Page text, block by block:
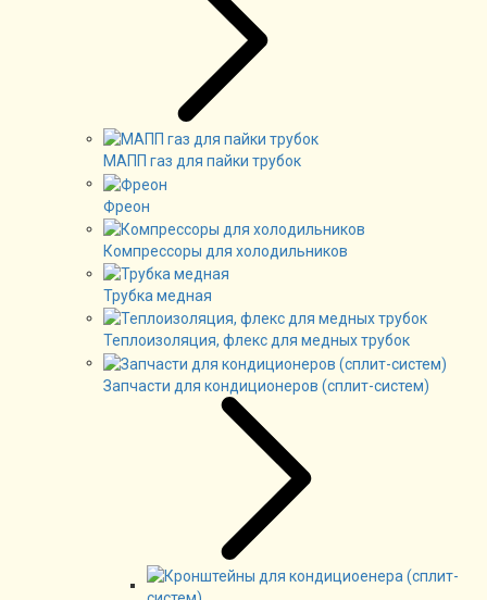
МАПП газ для пайки трубок
Фреон
Компрессоры для холодильников
Трубка медная
Теплоизоляция, флекс для медных трубок
Запчасти для кондиционеров (сплит-систем)